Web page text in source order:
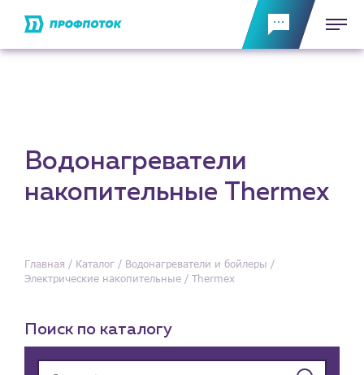
Водонагреватели
накопительные Thermex
Главная Каталог
Водонагреватели и бойлеры
Электрические накопительные
Thermex
Поиск по каталогу